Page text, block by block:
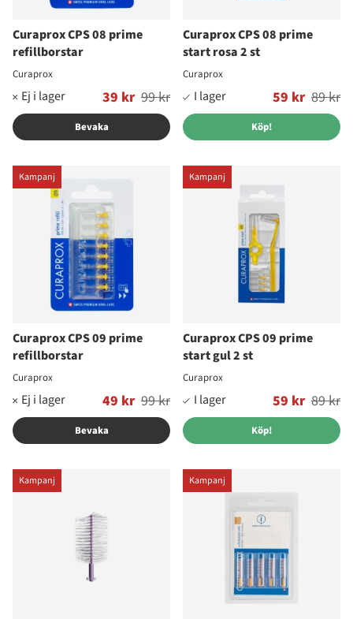
Curaprox CPS 08 prime
refillborstar
Curaprox
39 kr
Ordinarie pris: 99 kr
Bevaka
Curaprox CPS 08 prime
start rosa 2 st
Curaprox
59 kr
Ordinarie pris: 89 kr
Köp!
Kampanj
Curaprox CPS 09 prime
refillborstar
Curaprox
49 kr
Ordinarie pris: 99 kr
Bevaka
Kampanj
Curaprox CPS 09 prime
start gul 2 st
Curaprox
59 kr
Ordinarie pris: 89 kr
Köp!
Kampanj Kampanj